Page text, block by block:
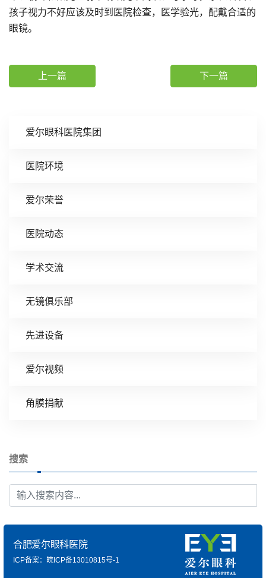
爱尔眼科医院集团
医院环境
爱尔荣誉
医院动态
学术交流
无镜俱乐部
先进设备
爱尔视频
角膜捐献
搜索
孩子视力不好应该及时到医院检查，医学验光，配戴合适的
眼镜。
上一篇 下一篇
合肥爱尔眼科医院
ICP备案：皖ICP备13010815号-1